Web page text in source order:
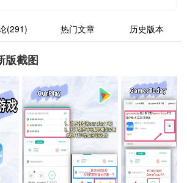
(291) 热门文章 历史版本
版截图